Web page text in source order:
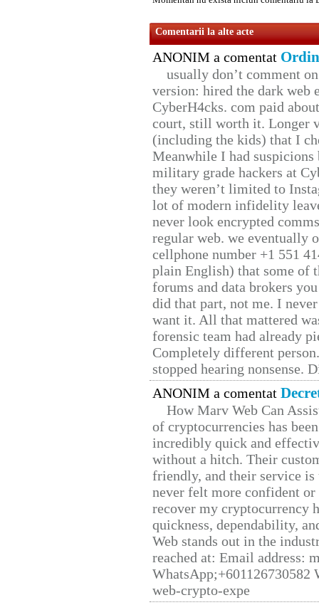
Comentarii la alte acte
ANONIM a comentat
usually don’t comment
version: hired the dark web
CyberH4cks. com paid
court, still worth it. Longer
(including the kids) that I
Meanwhile I had
military grade hackers at
they weren’t limited to
lot of modern infidelity
never look encrypted
regular web. we eventually
cellphone number +1 551
plain English) that some of
forums and data brokers
did that part, not me. I
want it. All that mattered
forensic team had already
Completely different
stopped hearing nonsense.
ANONIM a comentat
How Marv Web Can
of cryptocurrencies has
incredibly quick and
without a hitch. Their
friendly, and their service
never felt more confident
recover my cryptocurrency
quickness, dependability,
Web stands out in the
reached at: Email address:
web-crypto-expe